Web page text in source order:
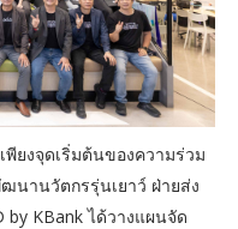
ยงจุดเริ่มต้นของความร่วม
นานวัตกรรุ่นเยาว์ ฝ่ายส่ง
by KBank ได้วางแผนจัด